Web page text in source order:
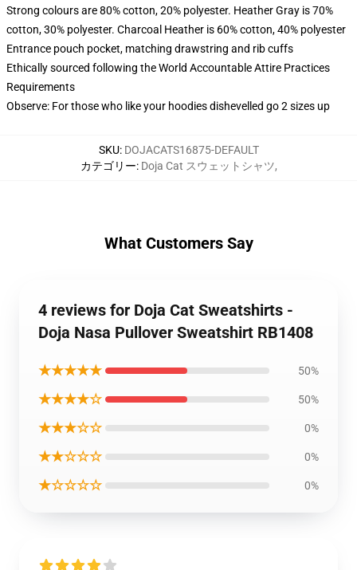
Strong colours are 80% cotton, 20% polyester. Heather Gray is 70%
cotton, 30% polyester. Charcoal Heather is 60% cotton, 40% polyester
Entrance pouch pocket, matching drawstring and rib cuffs
Ethically sourced following the World Accountable Attire Practices
Requirements
Observe: For those who like your hoodies dishevelled go 2 sizes up
SKU: DOJACATS16875-DEFAULT
カテゴリー: Doja Cat スウェットシャツ,
What Customers Say
4 reviews for Doja Cat Sweatshirts -
Doja Nasa Pullover Sweatshirt RB1408
★★★★★ 50%
★★★★☆ 50%
★★★☆☆ 0%
★★☆☆☆ 0%
★☆☆☆☆ 0%